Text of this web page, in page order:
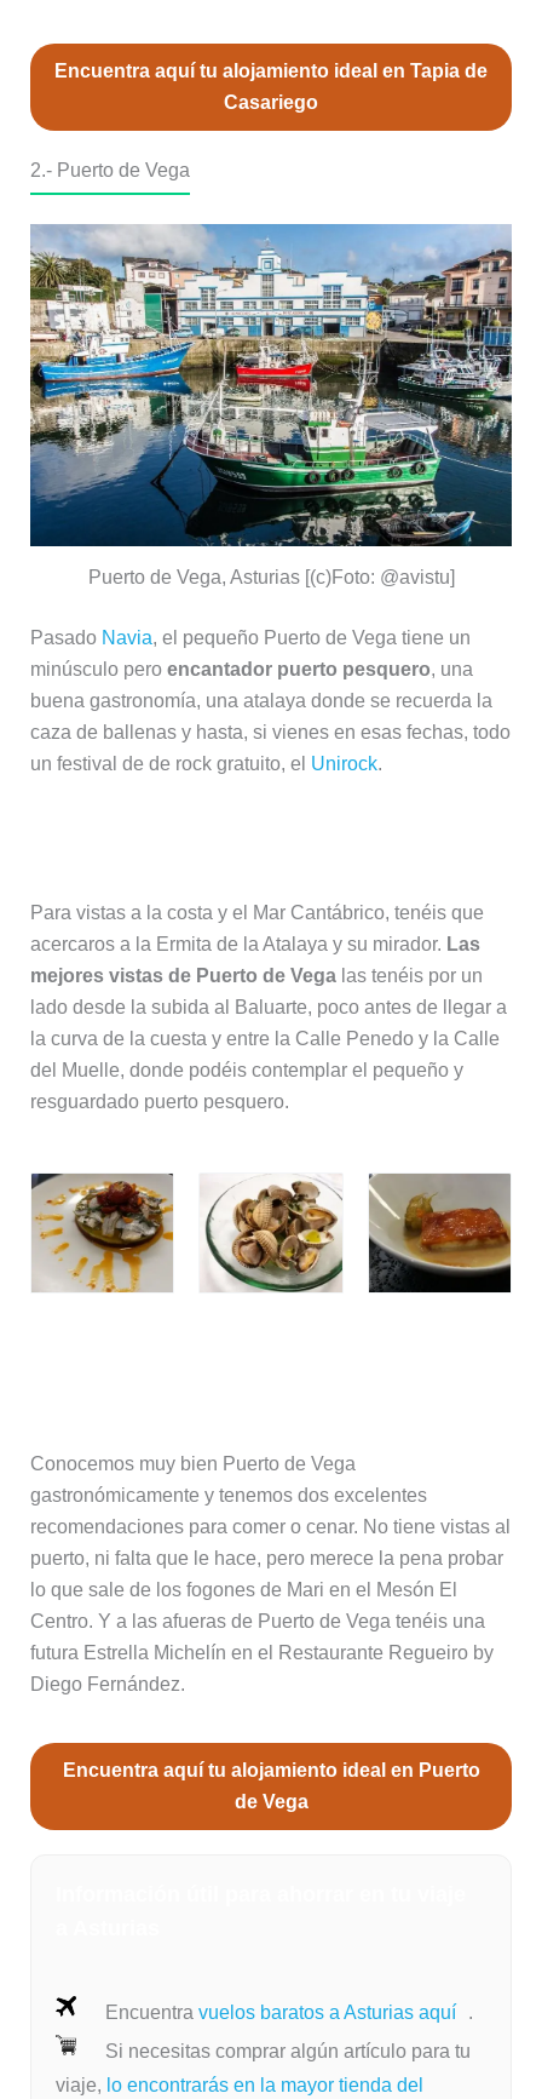
Encuentra aquí tu alojamiento ideal en Tapia de
Casariego
2.- Puerto de Vega
Puerto de Vega, Asturias [(c)Foto: @avistu]
Pasado Navia, el pequeño Puerto de Vega tiene un
minúsculo pero encantador puerto pesquero, una
buena gastronomía, una atalaya donde se recuerda la
caza de ballenas y hasta, si vienes en esas fechas, todo
un festival de de rock gratuito, el Unirock.
Para vistas a la costa y el Mar Cantábrico, tenéis que
acercaros a la Ermita de la Atalaya y su mirador. Las
mejores vistas de Puerto de Vegalas tenéis por un
lado desde la subida al Baluarte, poco antes de llegar a
la curva de la cuesta y entre la Calle Penedo y la Calle
del Muelle, donde podéis contemplar el pequeño y
resguardado puerto pesquero.
Conocemos muy bien Puerto de Vega
gastronómicamente y tenemos dos excelentes
recomendaciones para comer o cenar. No tiene vistas al
puerto, ni falta que le hace, pero merece la pena probar
lo que sale de los fogones de Mari en el Mesón El
Centro. Y a las afueras de Puerto de Vega tenéis una
futura Estrella Michelín en el Restaurante Regueiro by
Diego Fernández.
Encuentra aquí tu alojamiento ideal en Puerto
de Vega
Encuentra vuelos baratos a Asturias aquí
.
Si necesitas comprar algún artículo para tu
viaje, lo encontrarás en la mayor tienda del